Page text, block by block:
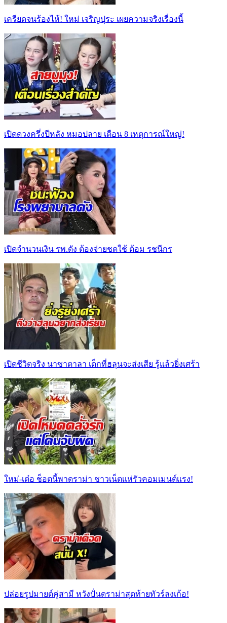
เครียดจนร้องไห้! ใหม่ เจริญปุระ เผยความจริงเรื่องนี้
เปิดดวงครึ่งปีหลัง หมอปลาย เตือน 8 เหตุการณ์ใหญ่!
เปิดจำนวนเงิน รพ.ดัง ต้องจ่ายชดใช้ ต้อม รชนีกร
เปิดชีวิตจริง นาซาตาลา เด็กที่ฮลุนจะส่งเสีย รู้แล้วยิ่งเศร้า
ใหม่-เต๋อ ช็อตนี้พาดราม่า ชาวเน็ตเเห่รัวคอมเมนต์เเรง!
ปล่อยรูปมายด์คู่สามี หวังปั่นดราม่าสุดท้ายทัวร์ลงเก้อ!